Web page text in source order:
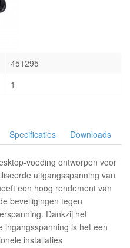
451295
1
Specificaties Downloads
voeding ontworpen voor
uitgangsspanning van
een hoog rendement van
beveiligingen tegen
Dankzij het
ingangsspanning is het een
installaties